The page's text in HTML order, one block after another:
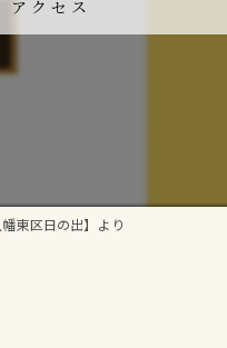
アクセス
東区日の出】より